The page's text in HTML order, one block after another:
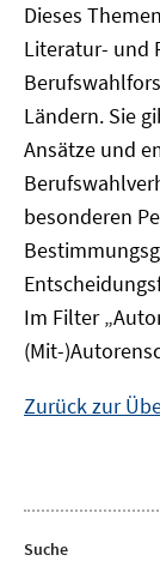
Dieses
Literatur- und
Ländern. Sie
Ansätze und
besonderen
Im Filter
(Mit-
Zurück zur
Suche